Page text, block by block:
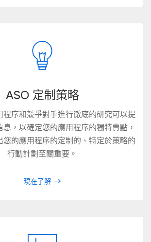
ASO 定制策略
程序和競爭對手進行徹底的研究可以提
，以確定您的應用程序的獨特賣點，
您的應用程序的定制的、特定於策略的
行動計劃至關重要。
現在了解